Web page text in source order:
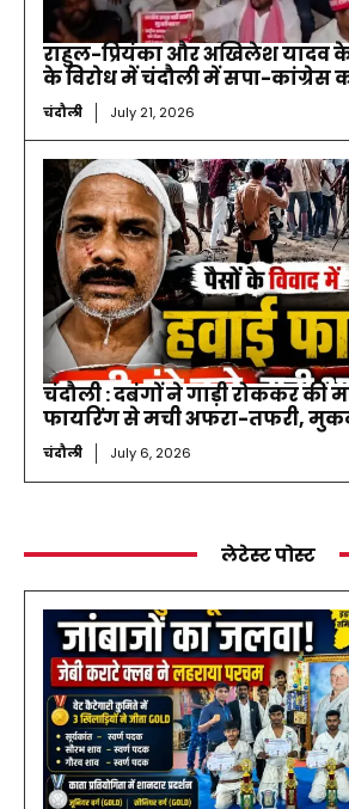
राहुल-प्रियंका और अखिलेश यादव
के विरोध में चंदौली में सपा-कांग्रेस
चंदौली July 21, 2026
चंदौली : दबंगों ने गाड़ी रोककर की
फायरिंग से मची अफरा-तफरी,
चंदौली July 6, 2026
लेटेस्ट पोस्ट